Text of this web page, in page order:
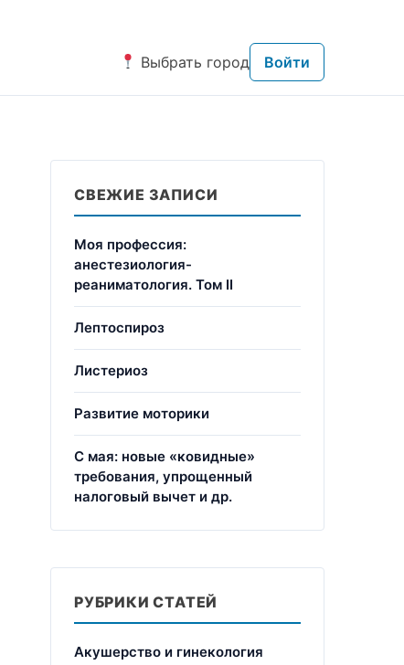
Выбрать город Войти
СВЕЖИЕ ЗАПИСИ
Моя профессия:
анестезиология-
реаниматология. Том II
Лептоспироз
Листериоз
Развитие моторики
С мая: новые «ковидные»
требования, упрощенный
налоговый вычет и др.
РУБРИКИ СТАТЕЙ
Акушерство и гинекология